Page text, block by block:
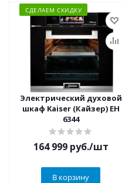
СДЕЛАЕМ СКИДКУ
Электрический духовой
шкаф Kaiser (Кайзер) EH
6344
164 999руб./шт
В корзину